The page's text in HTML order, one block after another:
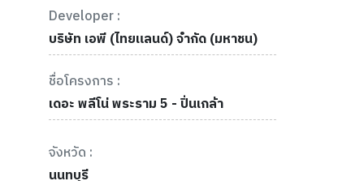
Developer :
บริษัท เอพี (ไทยแลนด์) จำกัด (มหาชน)
ชื่อโครงการ :
เดอะ พลีโน่ พระราม 5 - ปิ่นเกล้า
จังหวัด :
นนทบุรี